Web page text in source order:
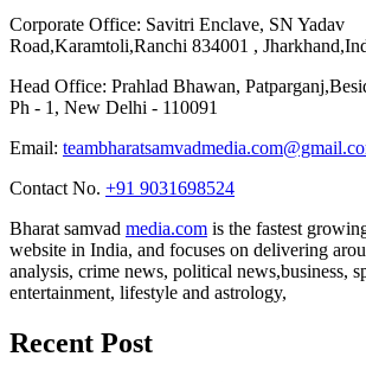
Corporate Office: Savitri Enclave, SN Yadav
Road,Karamtoli,Ranchi 834001 ,
Head Office: Prahlad Bhawan,
Ph - 1, New Delhi - 110091
Email:
Contact No. ‪ +91 9031698524
Bharat samvad media.com is the fastest
website in India, and focuses on delivering
analysis, crime news, political news,business,
entertainment, lifestyle and astrology,
Recent Post